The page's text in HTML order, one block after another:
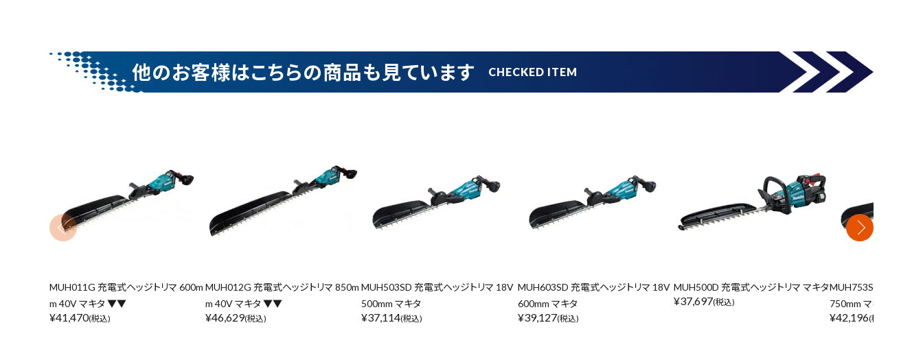
他のお客様はこちらの商品も見ています
MUH011G 充電式ヘッジトリマ 600m
m 40V マキタ ▼▼
¥41,470(税込)
MUH012G 充電式ヘッジトリマ 850m
m 40V マキタ ▼▼
¥46,629(税込)
MUH503SD 充電式ヘッジトリマ 18V
500mm マキタ
¥37,114(税込)
MUH603SD 充電式ヘッジトリマ 18V
600mm マキタ
¥39,127(税込)
MUH500D 充電式ヘッジトリマ マキタ
¥37,697(税込)
MUH753SD 充電式ヘ
750mm マキタ ▼
¥42,196(税込)